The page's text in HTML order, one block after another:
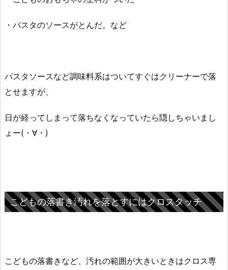
・パスタのソースがとんだ。など
パスタソースなど調味料系はついてすぐはクリーナーで落
とせますが、
日が経ってしまって落ちなくなっていたら隠しちゃいまし
ょー(・∀・)
こどもの落書き汚れを落とすにはクロスタッチ
こどもの落書きなど、汚れの範囲が大きいときはクロス専